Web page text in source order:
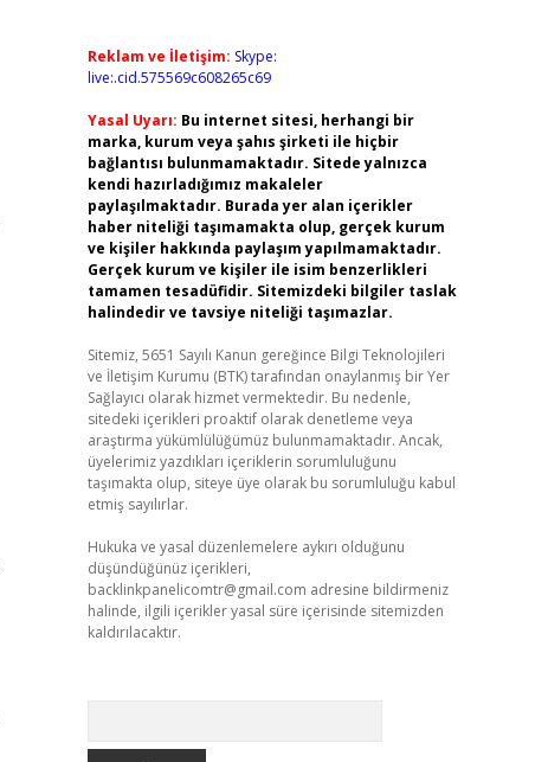
Reklam ve İletişim: Skype:
live:.cid.575569c608265c69
Yasal Uyarı: Bu internet sitesi, herhangi bir
marka, kurum veya şahıs şirketi ile hiçbir
bağlantısı bulunmamaktadır. Sitede yalnızca
kendi hazırladığımız makaleler
paylaşılmaktadır. Burada yer alan içerikler
haber niteliği taşımamakta olup, gerçek kurum
ve kişiler hakkında paylaşım yapılmamaktadır.
Gerçek kurum ve kişiler ile isim benzerlikleri
tamamen tesadüfidir. Sitemizdeki bilgiler taslak
halindedir ve tavsiye niteliği taşımazlar.
Sitemiz, 5651 Sayılı Kanun gereğince Bilgi Teknolojileri
ve İletişim Kurumu (BTK) tarafından onaylanmış bir Yer
Sağlayıcı olarak hizmet vermektedir. Bu nedenle,
sitedeki içerikleri proaktif olarak denetleme veya
araştırma yükümlülüğümüz bulunmamaktadır. Ancak,
üyelerimiz yazdıkları içeriklerin sorumluluğunu
taşımakta olup, siteye üye olarak bu sorumluluğu kabul
etmiş sayılırlar.
Hukuka ve yasal düzenlemelere aykırı olduğunu
düşündüğünüz içerikleri,
backlinkpanelicomtr@gmail.com adresine bildirmeniz
halinde, ilgili içerikler yasal süre içerisinde sitemizden
kaldırılacaktır.